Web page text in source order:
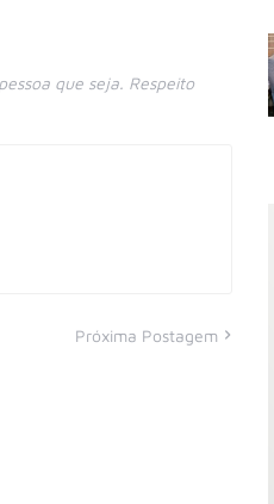
que seja. Respeito
Próxima Postagem